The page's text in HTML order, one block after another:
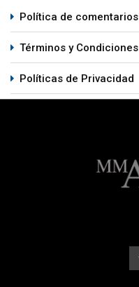
Política de comentarios
Términos y Condiciones
Políticas de Privacidad